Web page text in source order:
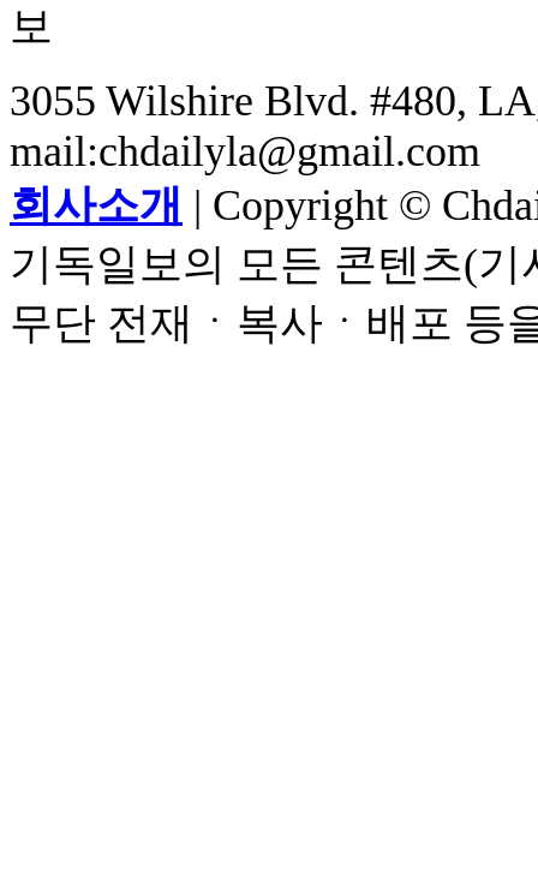
3055 Wilshire Blvd. #480,
mail:chdailyla@gmail.com
회사소개 | Copyright ©
기독일보의 모든 콘텐츠(
무단 전재ㆍ복사ㆍ배포 등